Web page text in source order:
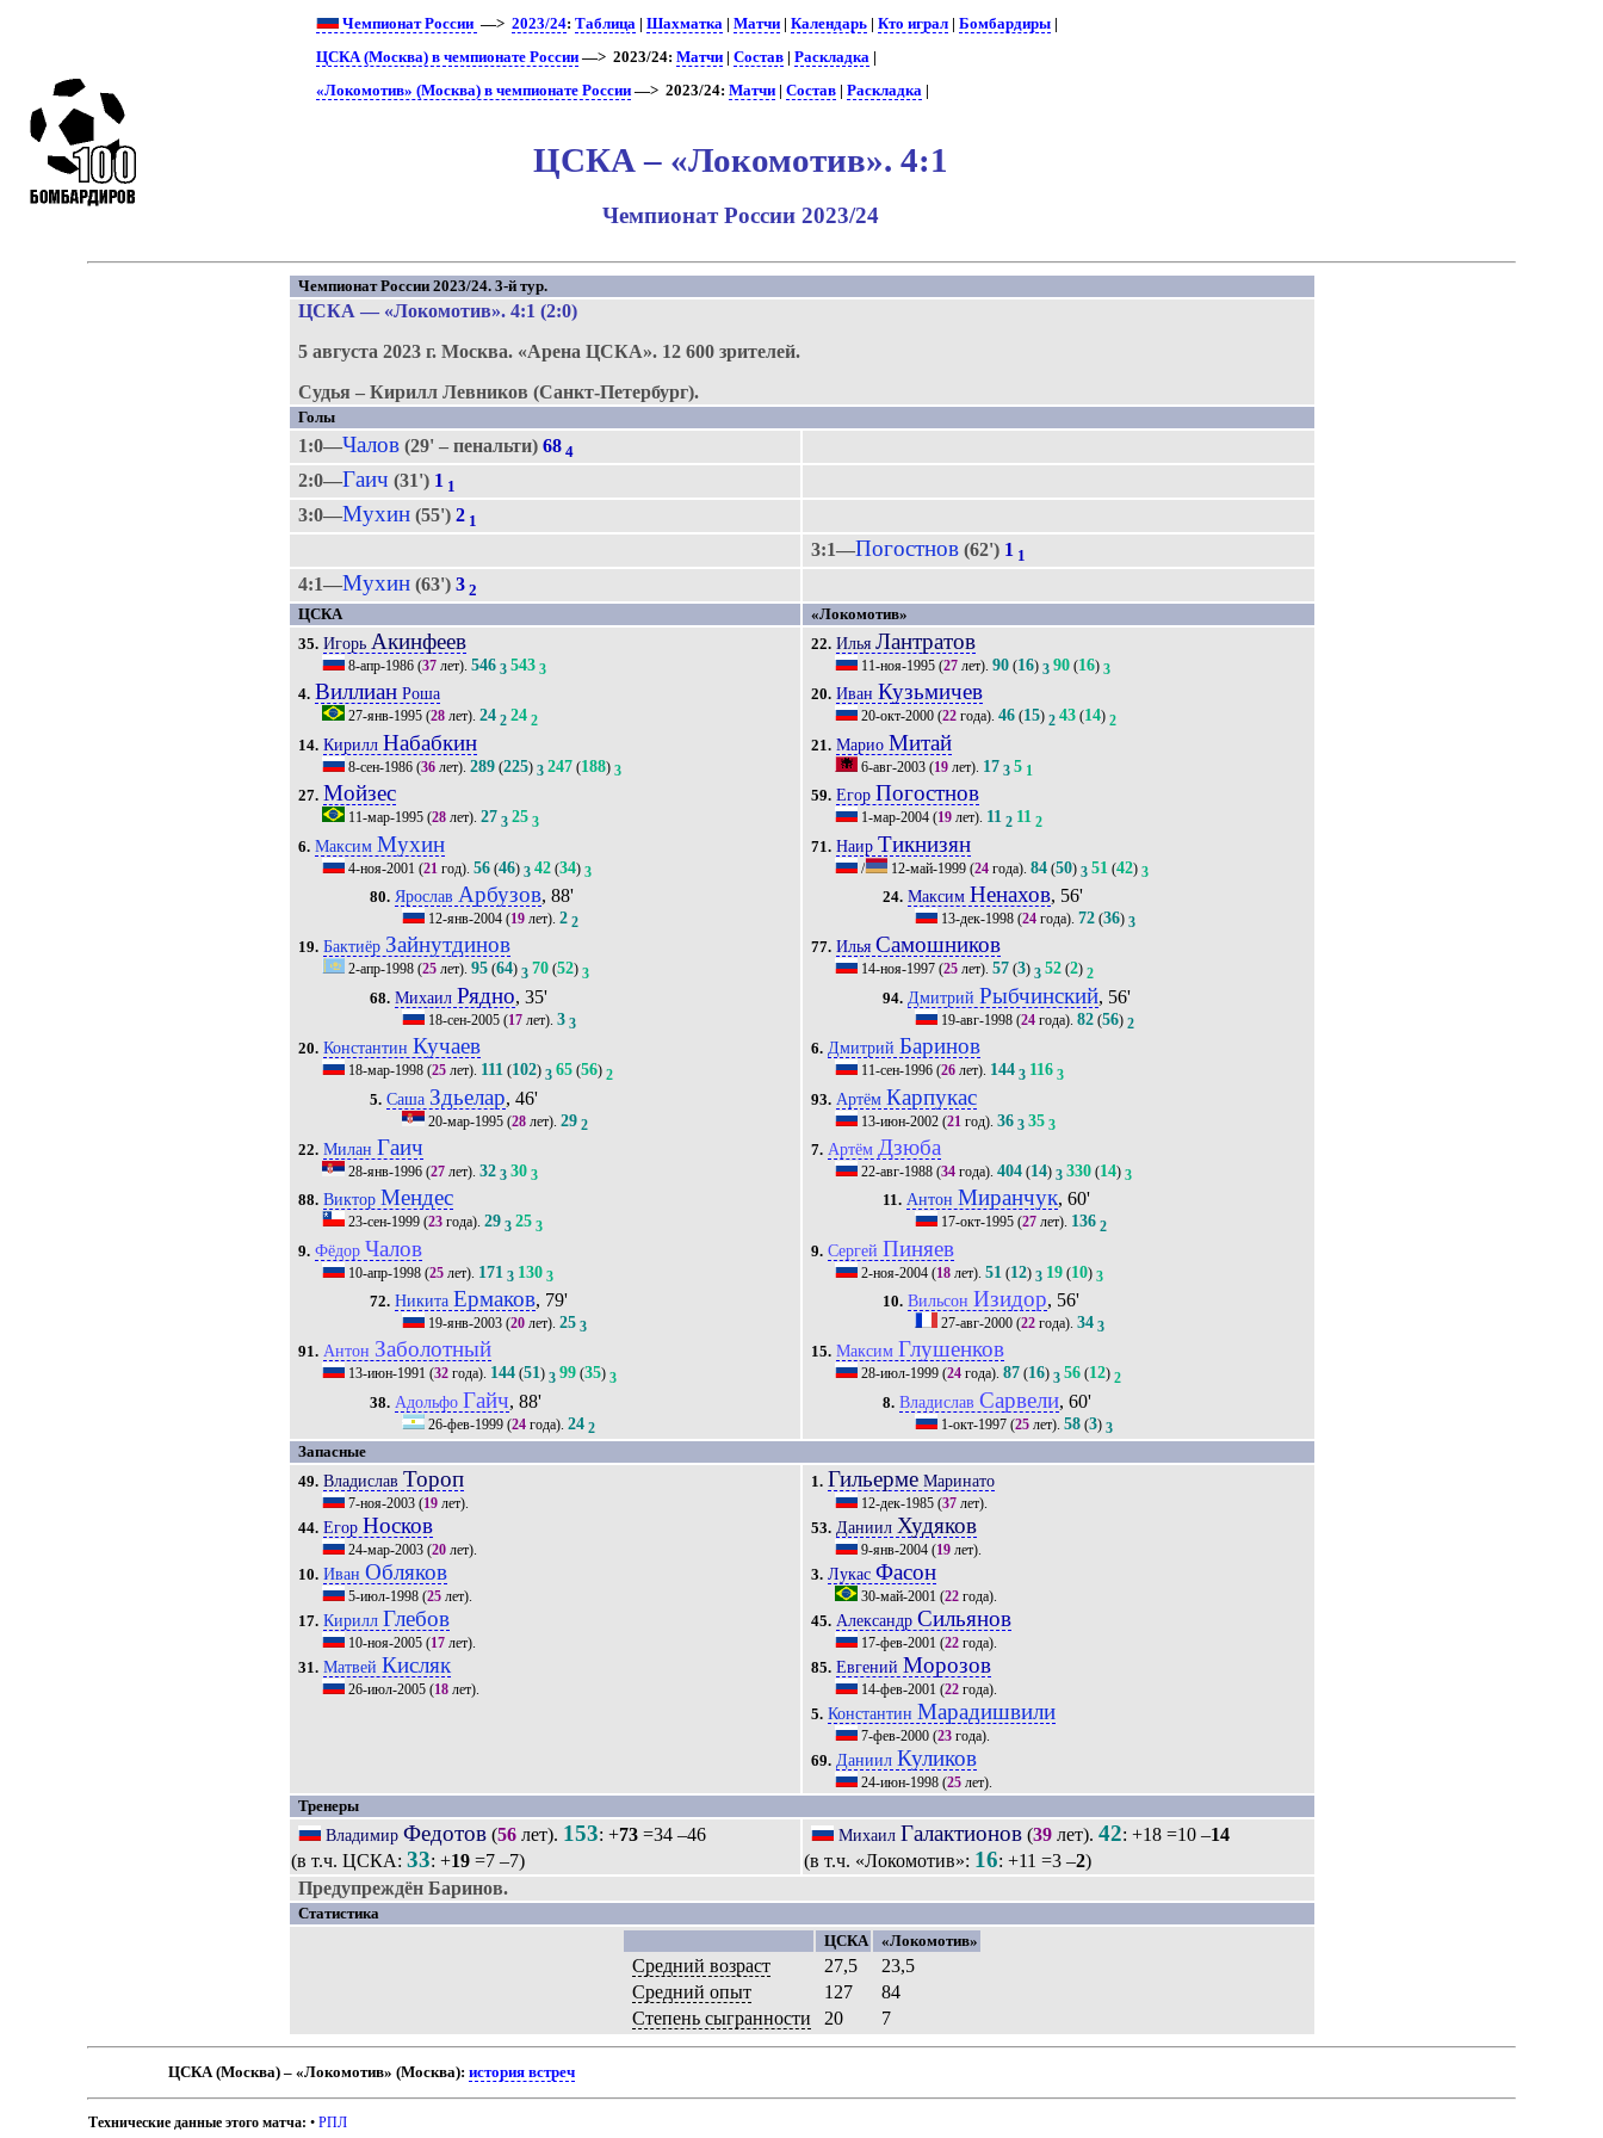
Чемпионат России —>2023/24:Таблица |Шахматка |Матчи |Календарь |Кто играл |Бомбардиры
ЦСКА (Москва) в чемпионате России —> 2023/24:Матчи |Состав |Раскладка |
«Локомотив» (Москва) в чемпионате России —> 2023/24:Матчи |Состав |Раскладка |
ЦСКА – «Локомотив». 4:1
Чемпионат России 2023/24
Чемпионат России 2023/24. 3-й тур.
ЦСКА — «Локомотив». 4:1 (2:0)
5 августа 2023 г.Москва. «Арена ЦСКА». 12 600 зрителей.
Судья – Кирилл Левников (Санкт-Петербург).
Голы
1:0—Чалов (29' – пенальти)68 4
2:0—Гаич (31') 1 1
3:0—Мухин (55')2 1
3:1—Погостнов (62') 1 1
4:1—Мухин (63')3 2
ЦСКА
«Локомотив»
35. Игорь Акинфеев
8-апр-1986 (37 лет).546 3 543 3
4. Виллиан Роша
27-янв-1995 (28 лет).24 2 24 2
14. Кирилл Набабкин
8-сен-1986 (36 лет).289 (225) 3 247 (188) 3
27. Мойзес
11-мар-1995 (28 лет).27 3 25 3
6. Максим Мухин
4-ноя-2001 (21 год).56 (46) 3 42 (34) 3
80. Ярослав Арбузов, 88'
12-янв-2004(19лет). 2 2
19. Бактиёр Зайнутдинов
2-апр-1998 (25 лет).95 (64) 3 70 (52) 3
68. Михаил Рядно, 35'
18-сен-2005(17лет). 3 3
20. Константин Кучаев
18-мар-1998 (25 лет). 111 (102) 3 65 (56) 2
5. Саша Здьелар, 46'
20-мар-1995(28лет). 29 2
22. Милан Гаич
28-янв-1996 (27 лет).32 3 30 3
88. ВикторМендес
23-сен-1999 (23 года).29 3 25 3
9. Фёдор Чалов
10-апр-1998 (25 лет). 171 3 130 3
72. Никита Ермаков, 79'
19-янв-2003(20лет). 25 3
91. Антон Заболотный
13-июн-1991 (32 года). 144 (51) 3 99 (35) 3
38. Адольфо Гайч, 88'
26-фев-1999(24года). 24 2
22. ИльяЛантратов
11-ноя-1995 (27 лет).90 (16) 3 90 (16) 3
20. ИванКузьмичев
20-окт-2000 (22 года).46 (15) 2 43 (14) 2
21. Марио Митай
6-авг-2003 (19 лет). 17 3 5 1
59. Егор Погостнов
1-мар-2004 (19 лет). 11 2 11 2
71. НаирТикнизян
/ 12-май-1999 (24 года).84 (50) 3 51 (42) 3
24. Максим Ненахов, 56'
13-дек-1998(24года). 72(36) 3
77. ИльяСамошников
14-ноя-1997 (25 лет).57 (3) 3 52 (2) 2
94. Дмитрий Рыбчинский, 56'
19-авг-1998(24года). 82(56) 2
6. Дмитрий Баринов
11-сен-1996 (26 лет). 144 3 116 3
93. Артём Карпукас
13-июн-2002 (21 год).36 3 35 3
7. Артём Дзюба
22-авг-1988 (34 года).404 (14) 3 330 (14) 3
11. АнтонМиранчук, 60'
17-окт-1995(27лет). 136 2
9. Сергей Пиняев
2-ноя-2004 (18 лет).51 (12) 3 19 (10) 3
10. Вильсон Изидор, 56'
27-авг-2000(22года). 34 3
15. МаксимГлушенков
28-июл-1999 (24 года).87 (16) 3 56 (12) 2
8. ВладиславСарвели, 60'
1-окт-1997(25лет). 58(3) 3
Запасные
49. ВладиславТороп
7-ноя-2003 (19 лет).
44. Егор Носков
24-мар-2003 (20 лет).
10. ИванОбляков
5-июл-1998 (25 лет).
17. Кирилл Глебов
10-ноя-2005 (17 лет).
31. Матвей Кисляк
26-июл-2005 (18 лет).
1. Гильерме Маринато
12-дек-1985 (37 лет).
53. Даниил Худяков
9-янв-2004 (19 лет).
3. ЛукасФасон
30-май-2001 (22 года).
45. АлександрСильянов
17-фев-2001 (22 года).
85. Евгений Морозов
14-фев-2001 (22 года).
5. Константин Марадишвили
7-фев-2000 (23 года).
69. Даниил Куликов
24-июн-1998 (25 лет).
Тренеры
ВладимирФедотов (56 лет). 153: +73 =34 –46
(в т.ч. ЦСКА: 33: +19=7 –7)
Михаил Галактионов (39 лет).42: +18 =10 –14
(в т.ч. «Локомотив»: 16: +11 =3 –2)
Предупреждён Баринов.
Статистика
ЦСКА
«Локомотив»
Средний возраст 27,5
23,5
Средний опыт
127
84
Степень сыгранности
20 7
ЦСКА (Москва) – «Локомотив» (Москва): история встреч
Технические данные этого матча: •РПЛ